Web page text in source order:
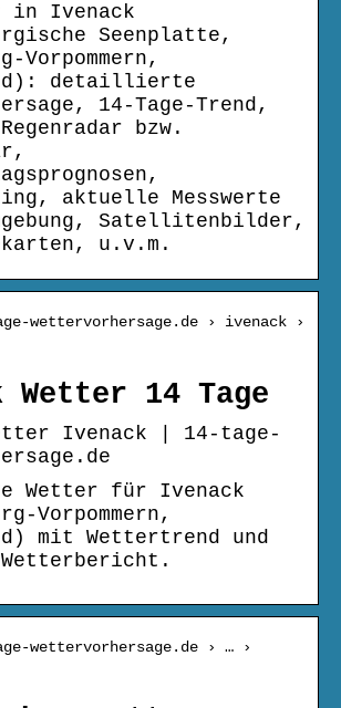
in Ivenack
Seenplatte,
Vorpommern,
detaillierte
14-Tage-Trend,
bzw.
aktuelle Messwerte
Satellitenbilder,
u.v.m.
wettervorhersage.de › ivenack ›
Wetter 14 Tage
Ivenack | 14-tage-
Wetter für Ivenack
Vorpommern,
mit Wettertrend und
wettervorhersage.de › … ›